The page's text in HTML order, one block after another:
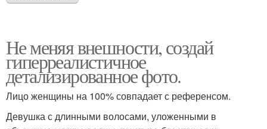
Не меняя внешности, создай
гиперреалистичное
детализированное фото.
Лицо женщины на 100% совпадает с референсом.
Девушка с длинными волосами, уложенными в